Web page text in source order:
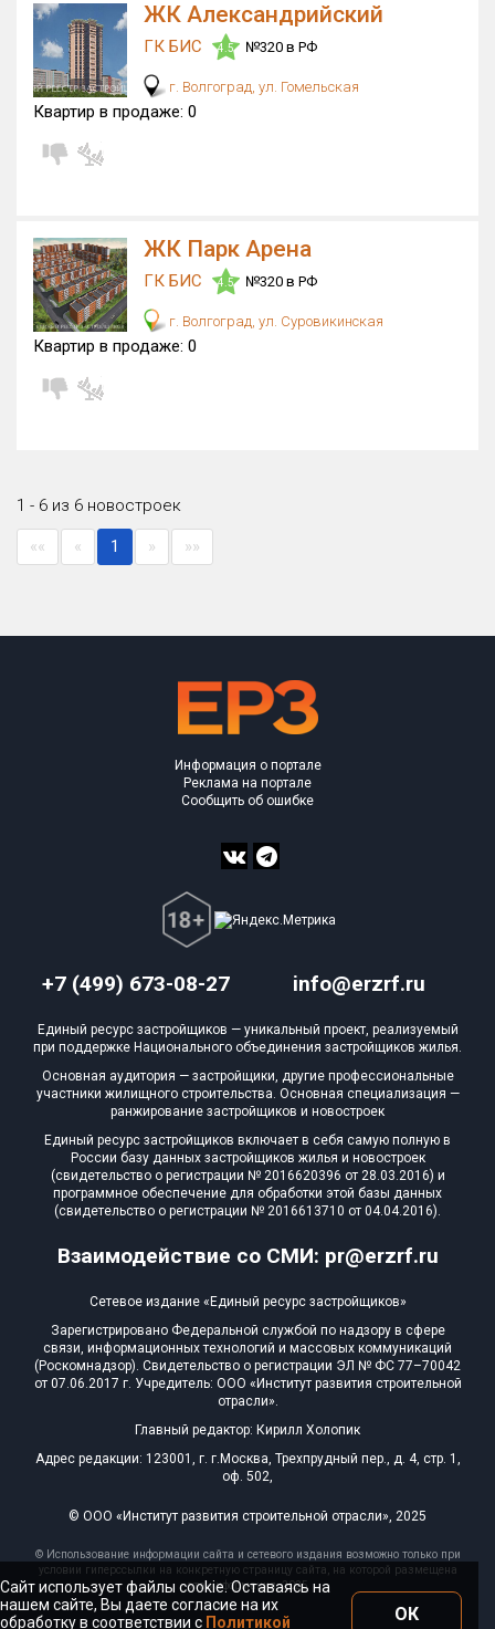
ЖК Александрийский
ГК БИС 4.5 №320 в РФ
г. Волгоград, ул. Гомельская
Квартир в продаже: 0
ЖК Парк Арена
ГК БИС 4.5 №320 в РФ
г. Волгоград, ул. Суровикинская
Квартир в продаже: 0
1 - 6 из 6 новостроек
«« « 1 » »»
+7 (499) 673-08-27 info@erzrf.ru
Взаимодействие со СМИ: pr@erzrf.ru
Информация о портале
Реклама на портале
Сообщить об ошибке
Единый ресурс застройщиков — уникальный проект, реализуемый
при поддержке Национального объединения застройщиков жилья.
Основная аудитория — застройщики, другие профессиональные
участники жилищного строительства. Основная специализация —
ранжирование застройщиков и новостроек
Единый ресурс застройщиков включает в себя самую полную в
России базу данных застройщиков жилья и новостроек
(свидетельство о регистрации № 2016620396 от 28.03.2016) и
программное обеспечение для обработки этой базы данных
(свидетельство о регистрации № 2016613710 от 04.04.2016).
Сетевое издание «Единый ресурс застройщиков»
Зарегистрировано Федеральной службой по надзору в сфере
связи, информационных технологий и массовых коммуникаций
(Роскомнадзор). Свидетельство о регистрации ЭЛ № ФС 77–70042
от 07.06.2017 г. Учредитель: ООО «Институт развития строительной
отрасли».
Главный редактор: Кирилл Холопик
Адрес редакции: 123001, г. г.Москва, Трехпрудный пер., д. 4, стр. 1,
оф. 502,
© ООО «Институт развития строительной отрасли», 2025
© Использование информации сайта и сетевого издания возможно только при
условии гиперссылки на конкретную страницу сайта, на которой размещена
эта информация, 2025
Сайт использует файлы cookie. Оставаясь на
нашем сайте, Вы даете согласие на их
обработку в соответствии с Политикой ОК